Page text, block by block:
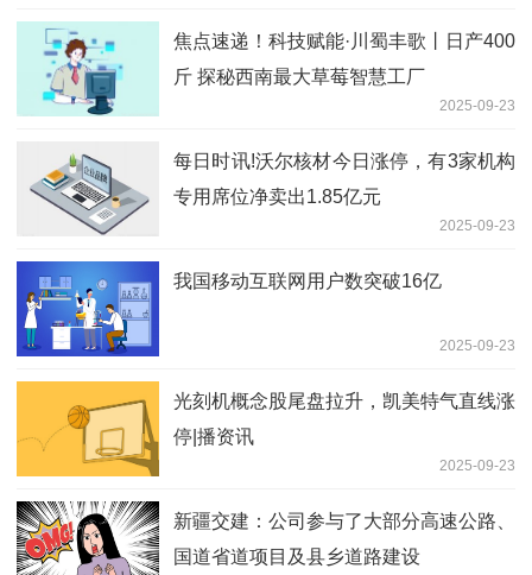
焦点速递！科技赋能·川蜀丰歌丨日产400
斤 探秘西南最大草莓智慧工厂
2025-09-23
每日时讯!沃尔核材今日涨停，有3家机构
专用席位净卖出1.85亿元
2025-09-23
我国移动互联网用户数突破16亿
2025-09-23
光刻机概念股尾盘拉升，凯美特气直线涨
停|播资讯
2025-09-23
新疆交建：公司参与了大部分高速公路、
国道省道项目及县乡道路建设